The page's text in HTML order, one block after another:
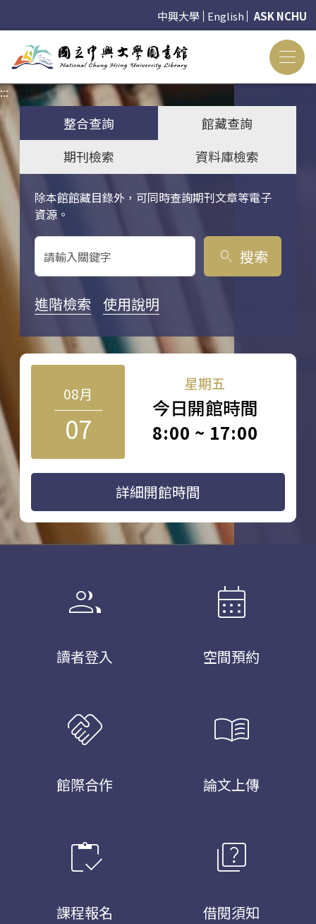
中興大學 English ASK NCHU
:::
整合查詢
館藏查詢
期刊檢索
資料庫檢索
除本館館藏目錄外，可同時查詢期刊文章等電子
資源。
關鍵字搜尋
search 搜索
進階檢索 使用說明
08月
07
星期五
今日開館時間
8:00 ~ 17:00
詳細開館時間
group
讀者登入
calendar_month
空間預約
handshake
館際合作
menu_book
論文上傳
inventory
課程報名
quiz
借閱須知